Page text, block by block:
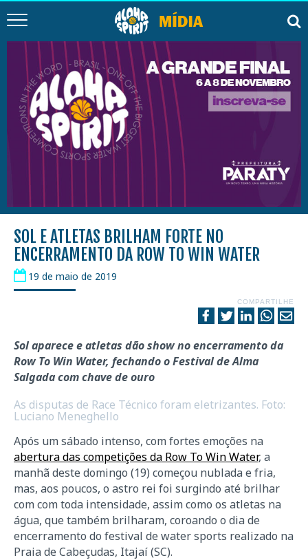
SOL E ATLETAS BRILHAM FORTE NO
ENCERRAMENTO DA ROW TO WIN WATER
19 de maio de 2019
COMPARTILHE
Sol aparece e atletas dão show no encerramento da
Row To Win Water, fechando o Festival de Alma
Salgada com chave de ouro
As disputas de Race Técnico foram eletrizantes. Foto:
Luciano Meneghello
Após um sábado intenso, com fortes emoções na
abertura das competições da Row To Win Water, a
manhã deste domingo (19) começou nublada e fria,
mas, aos poucos, o astro rei foi surgindo até brilhar
com com toda intensidade, assim como os atletas na
água, que também brilharam, coroando o dia de
encerramento do festival de water sports realizado na
Praia de Cabeçudas, Itajaí (SC).